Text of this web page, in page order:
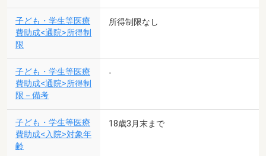
子ども・学生等医療
費助成<通院>所得制
限
所得制限なし
子ども・学生等医療
費助成<通院>所得制
限－備考
-
子ども・学生等医療
費助成<入院>対象年
齢
18歳3月末まで